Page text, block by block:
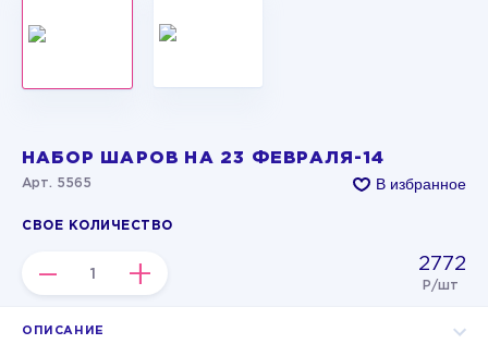
НАБОР ШАРОВ НА 23 ФЕВРАЛЯ-14
Арт. 5565 В избранное
СВОЕ КОЛИЧЕСТВО
– + 2772
Р/шт
ОПИСАНИЕ